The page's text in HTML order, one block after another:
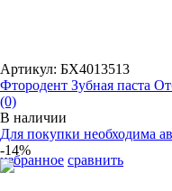
избранное сравнить
Артикул: БХ4013513
Фтородент Зубная паста
(0)
В наличии
Для покупки необходима
-14%